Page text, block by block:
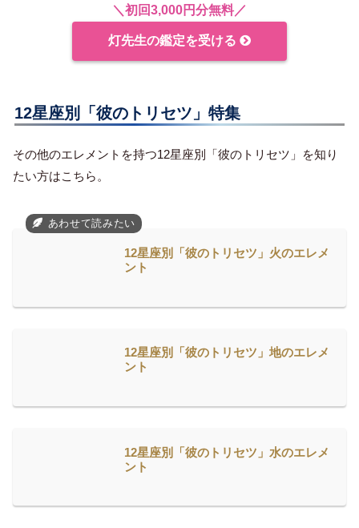
＼初回3,000円分無料／
灯先生の鑑定を受ける
12星座別「彼のトリセツ」特集
その他のエレメントを持つ12星座別「彼のトリセツ」を知り
たい方はこちら。
12星座別「彼のトリセツ」火のエレメ
ント
12星座別「彼のトリセツ」地のエレメ
ント
12星座別「彼のトリセツ」水のエレメ
ント